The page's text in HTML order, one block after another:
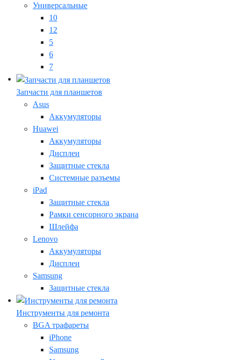
Универсальные
10
12
5
6
7
Запчасти для планшетов
Asus
Аккумуляторы
Huawei
Аккумуляторы
Дисплеи
Защитные стекла
Системные разъемы
iPad
Защитные стекла
Рамки сенсорного экрана
Шлейфа
Lenovo
Аккумуляторы
Дисплеи
Samsung
Защитные стекла
Инструменты для ремонта
BGA трафареты
iPhone
Samsung